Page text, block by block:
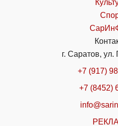
г. Саратов, ул.
+7 (917)
+7 (8452)